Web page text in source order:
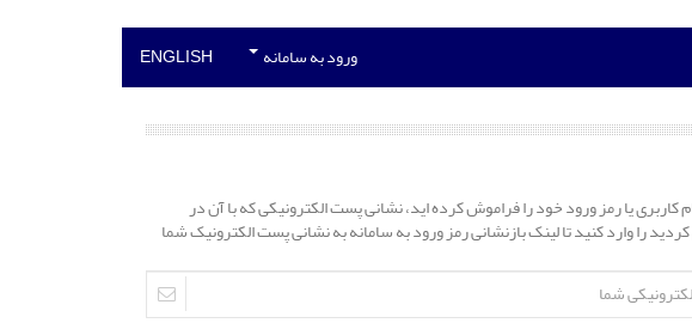
ورود به سامانه ENGLISH
کاربری یا رمز ورود خود را فراموش کرده اید، نشانی پست الکترونیکی که با آن در
را وارد کنید تا لینک بازنشانی رمز ورود به سامانه به نشانی پست الکترونیک شما